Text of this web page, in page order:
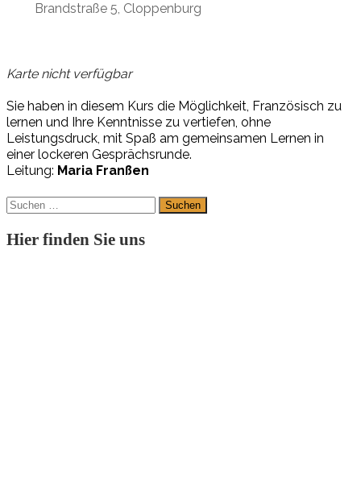
Brandstraße 5, Cloppenburg
Karte nicht verfügbar
Sie haben in diesem Kurs die Möglichkeit, Französisch zu
lernen und hre Kenntnisse zu vertiefen, ohne
Leistungsdruck, mit Spaß am gemeinsamen Lernen in
einer lockeren Gesprächsrunde.
Leitung: Maria Franßen
Suchen
Hier finden Sie uns